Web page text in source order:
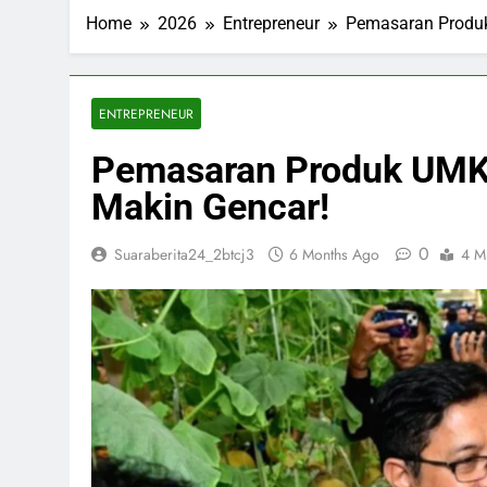
3 Months Ago
Inggris dan
Trump
Home 2026 Entrepreneur Pemasaran
ENTREPRENEUR
Pemasaran Produk
Makin Gencar!
Suaraberita24_2btcj3 6 Months Ago 0 4